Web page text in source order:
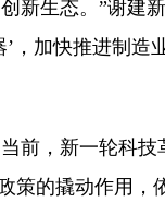
生态。”谢建
，加快推进制
，新一轮科技
策的撬动作用